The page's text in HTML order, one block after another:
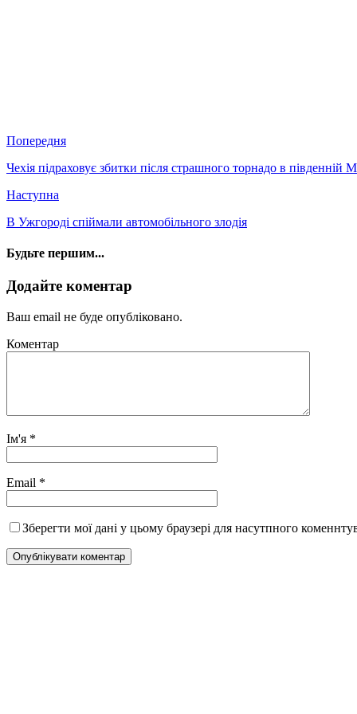
Попередня
Чехія підраховує збитки після страшного торнадо в південній
Наступна
В Ужгороді спіймали автомобільного злодія
Будьте першим...
Додайте коментар
Ваш email не буде опубліковано.
Коментар
Ім'я *
Email *
Зберегти мої дані у цьому браузері для насутпного